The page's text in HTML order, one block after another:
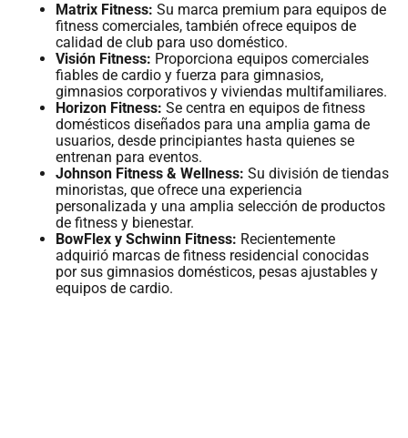
Matrix Fitness: Su marca premium para equipos de
fitness comerciales, también ofrece equipos de
calidad de club para uso doméstico.
Visión Fitness: Proporciona equipos comerciales
fiables de cardio y fuerza para gimnasios,
gimnasios corporativos y viviendas multifamiliares.
Horizon Fitness: Se centra en equipos de fitness
domésticos diseñados para una amplia gama de
usuarios, desde principiantes hasta quienes se
entrenan para eventos.
Johnson Fitness & Wellness: Su división de tiendas
minoristas, que ofrece una experiencia
personalizada y una amplia selección de productos
de fitness y bienestar.
BowFlex y Schwinn Fitness: Recientemente
adquirió marcas de fitness residencial conocidas
por sus gimnasios domésticos, pesas ajustables y
equipos de cardio.